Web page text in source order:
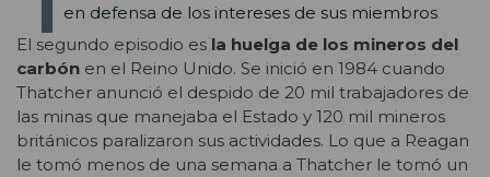
en defensa de los intereses de sus miembros
El segundo episodio es la huelga de los mineros del
carbón en el Reino Unido. Se inició en 1984 cuando
Thatcher anunció el despido de 20 mil trabajadores de
las minas que manejaba el Estado y 120 mil mineros
británicos paralizaron sus actividades. Lo que a Reagan
le tomó menos de una semana a Thatcher le tomó un